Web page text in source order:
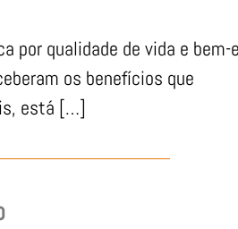
por qualidade de vida e
os benefícios que
está […]